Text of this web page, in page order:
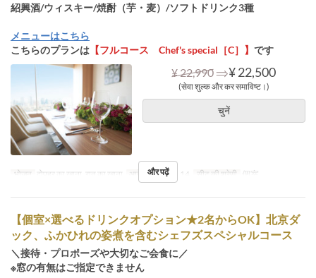
紹興酒/ウィスキー/焼酎（芋・麦）/ソフトドリンク3種
メニューはこちら
こちらのプランは 【フルコース Chef's special［C］】 です
¥ 22,990 ⇒¥ 22,500
(सेवा शुल्क और कर समाविष्ट।)
चुनें
भोजन दोपहर का खाना, रात का खाना आदेश सीमा 4 ~ 14 सीट की श्रेणी 個室
और पढ़ें
【個室×選べるドリンクオプション★2名からOK】北京ダ
ック、ふかひれの姿煮を含むシェフズスペシャルコース
＼接待・プロポーズや大切なご会食に／
※窓の有無はご指定できません